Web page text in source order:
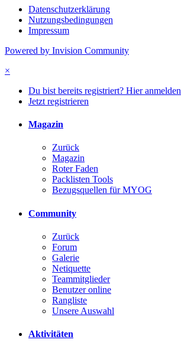
Datenschutzerklärung
Nutzungsbedingungen
Impressum
Powered by Invision Community
×
Du bist bereits registriert? Hier anmelden
Jetzt registrieren
Magazin
Zurück
Magazin
Roter Faden
Packlisten Tools
Bezugsquellen für MYOG
Community
Zurück
Forum
Galerie
Netiquette
Teammitglieder
Benutzer online
Rangliste
Unsere Auswahl
Aktivitäten